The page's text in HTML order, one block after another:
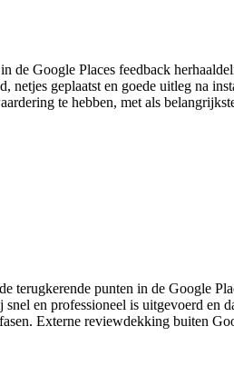
de Google Places feedback
geplaatst en goede uitleg na
te hebben, met als
terugkerende punten in de Google
en professioneel is uitgevoerd en
Externe reviewdekking buiten